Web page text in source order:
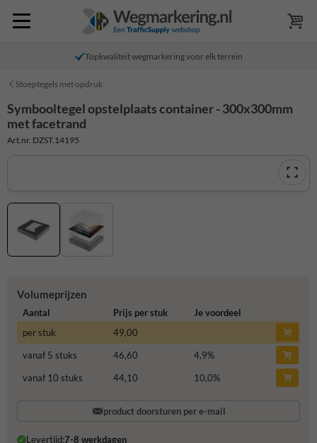
Topkwaliteit wegmarkering voor elk terrein
Stoeptegels met opdruk
Symbooltegel opstelplaats container - 300x300mm
met facetrand
Art.nr. DZST.14195
Volumeprijzen
Aantal Prijs per stuk
Je voordeel
per stuk
49,00
vanaf 5 stuks
46,60 4,9%
vanaf 10 stuks
44,10 10,0%
product doorsturen per e-mail
Levertijd:7-8 werkdagen